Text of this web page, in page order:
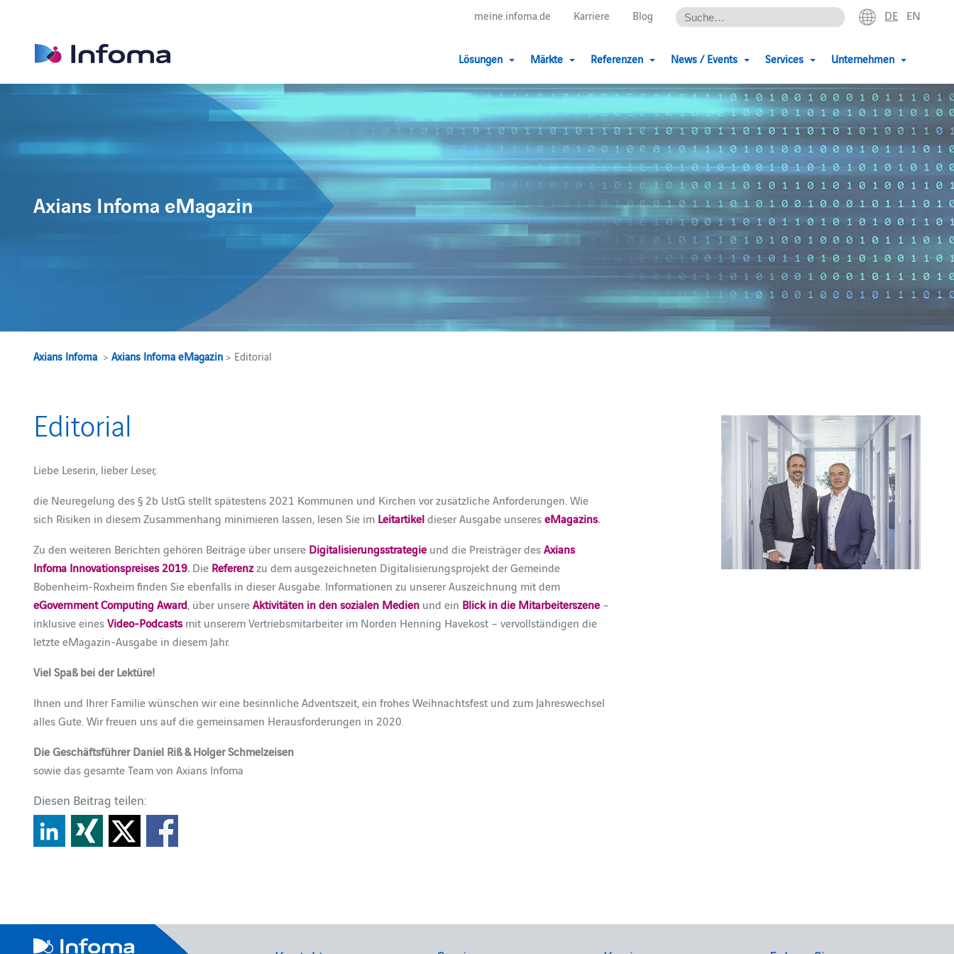
meine.infoma.de Karriere Blog DE EN
Lösungen Märkte Referenzen News / Events Services Unternehmen
Axians Infoma eMagazin
Axians Infoma >Axians Infoma eMagazin > Editorial
Editorial
Liebe Leserin, lieber Leser,
die Neuregelung des § 2b UstG stellt spätestens 2021 Kommunen und Kirchen vor zusätzliche Anforderungen. Wie
sich Risiken in diesem Zusammenhang minimieren lassen, lesen Sie im Leitartikeldieser Ausgabe unsereseMagazins.
Zu den weiteren Berichten gehören Beiträge über unsere Digitalisierungsstrategieund die Preisträger desAxians
Infoma Innovationspreises 2019. Die Referenzzu dem ausgezeichneten Digitalisierungsprojekt der Gemeinde
Bobenheim-Roxheim finden Sie ebenfalls in dieser Ausgabe. Informationen zu unserer Auszeichnung mit dem
eGovernment Computing Award, über unsereAktivitäten in den sozialen Medien und ein Blick in die Mitarbeiterszene–
inklusive einesVideo-Podcastsmit unserem Vertriebsmitarbeiter im Norden Henning Havekost – vervollständigen die
letzte eMagazin-Ausgabe in diesem Jahr.
Viel Spaß bei der Lektüre!
Ihnen und Ihrer Familie wünschen wir eine besinnliche Adventszeit, ein frohes Weihnachtsfest und zum Jahreswechsel
alles Gute. Wir freuen uns auf die gemeinsamen Herausforderungen in 2020.
Die Geschäftsführer Daniel Riß & Holger Schmelzeisen
sowie das gesamte Team von Axians Infoma
Diesen Beitrag teilen: